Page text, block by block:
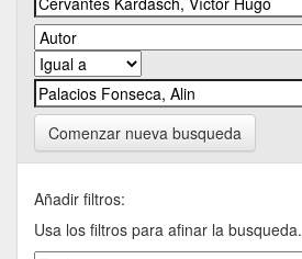
Comenzar nueva busqueda
Añadir filtros:
Usa los filtros para afinar la busqueda.